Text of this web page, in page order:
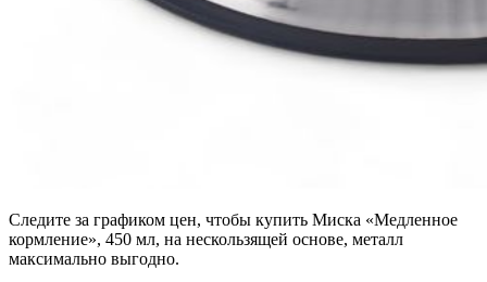
Следите за графиком цен, чтобы купить Миска «Медленное
кормление», 450 мл, на нескользящей основе, металл
максимально выгодно.